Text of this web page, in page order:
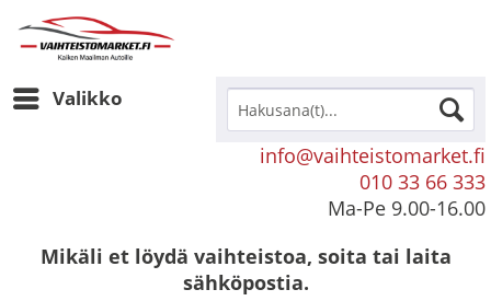
Valikko
info@vaihteistomarket.fi
010 33 66 333
Ma-Pe 9.00-16.00
Mikäli et löydä vaihteistoa, soita tai laita
sähköpostia.